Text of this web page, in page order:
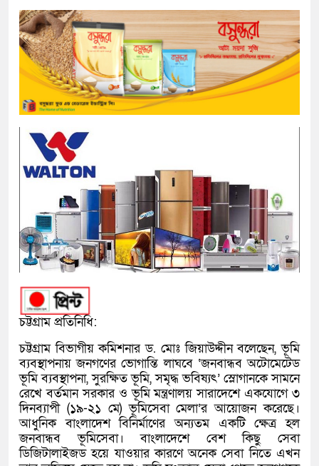
চট্টগ্রাম প্রতিনিধি:
চট্টগ্রাম বিভাগীয় কমিশনার ড. মোঃ জিয়াউদ্দীন বলেছেন, ভূমি
ব্যবস্থাপনায় জনগণের ভোগান্তি লাঘবে ‘জনবান্ধব অটোমেটেড
ভূমি ব্যবস্থাপনা, সুরক্ষিত ভূমি, সমৃদ্ধ ভবিষ্যৎ’ স্লোগানকে সামনে
রেখে বর্তমান সরকার ও ভূমি মন্ত্রণালয় সারাদেশে একযোগে ৩
দিনব্যাপী (১৯-২১ মে) ভূমিসেবা মেলা’র আয়োজন করেছে।
আধুনিক বাংলাদেশ বিনির্মাণের অন্যতম একটি ক্ষেত্র হল
জনবান্ধব ভূমিসেবা। বাংলাদেশে বেশ কিছু সেবা
ডিজিটালাইজড হয়ে যাওয়ার কারণে অনেক সেবা নিতে এখন